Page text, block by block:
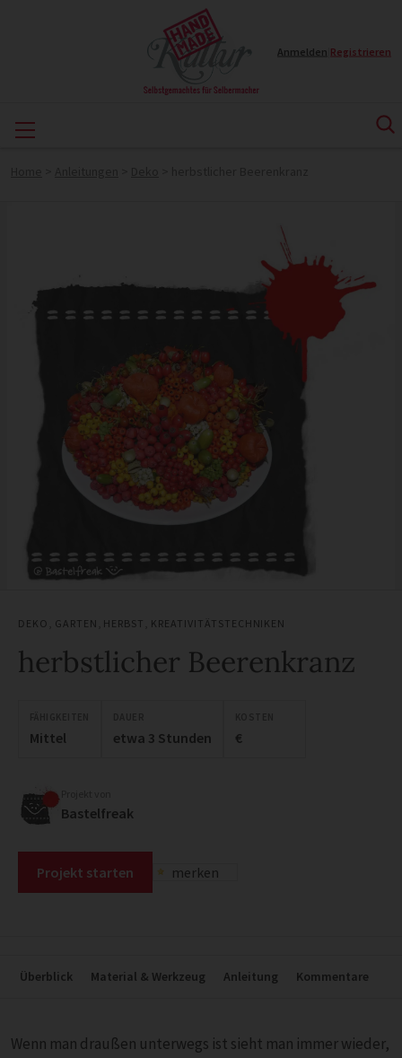
Anmelden Registrieren
DEKO GARTEN HERBST KREATIVITÄTSTECHNIKEN
herbstlicher Beerenkranz
Mittel etwa 3 Stunden €
Bastelfreak
Projekt starten merken
Überblick Material & Werkzeug Anleitung Kommentare
Wenn man draußen unterwegs ist sieht man immer wieder,